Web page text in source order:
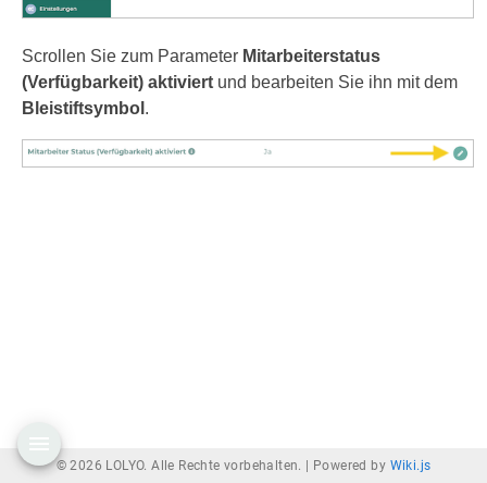
Scrollen Sie zum Parameter Mitarbeiterstatus
(Verfügbarkeit) aktiviert und bearbeiten Sie ihn mit dem
Bleistiftsymbol .
© 2026 LOLYO. Alle Rechte vorbehalten. | Powered by Wiki.js